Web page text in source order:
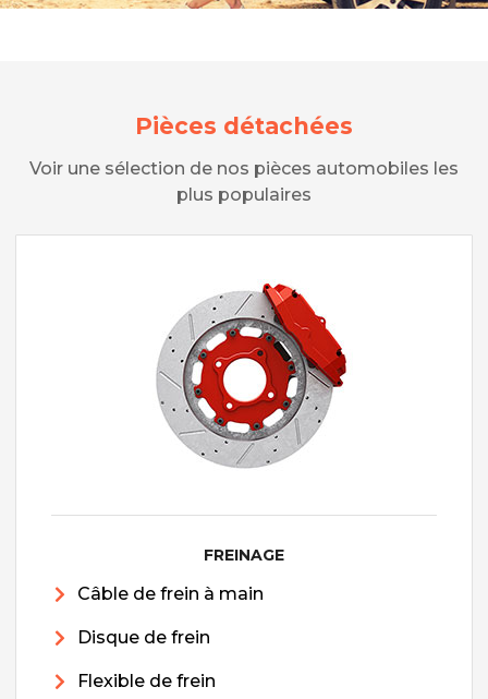
Pièces détachées
Voir une sélection de nos pièces automobiles les
plus populaires
FREINAGE
Câble de frein à main
Disque de frein
Flexible de frein